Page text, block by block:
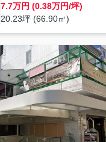
7.7万円 (0.38万円/坪)
20.23坪 (66.90㎡)